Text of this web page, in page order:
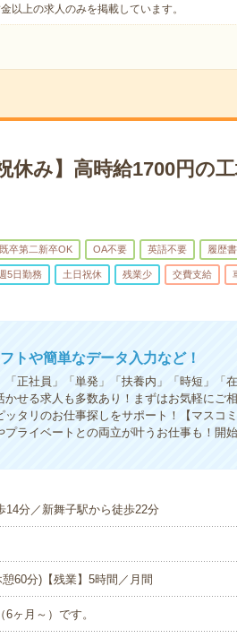
以上の求人のみを掲載しています。
休み】高時給1700円の
既卒第二新卒OK OA不要 英語不要 履歴
5日勤務 土日祝休 残業少 交費支給
トや簡単なデータ入力など！
「正社員」「単発」「扶養内」「時短」「
かせる求人も多数あり！まずはお気軽にご
タリのお仕事探しをサポート！【マスコ
ライベートとの両立が叶うお仕事も！開
14分／新舞子駅から徒歩22分
60分)【残業】5時間／月間
ヶ月～）です。